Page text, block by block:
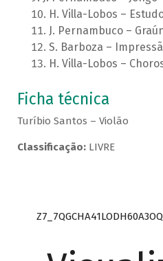
H. Villa-Lobos –
J. Pernambuco –
S. Barboza –
H. Villa-Lobos –
Ficha técnica
Turíbio Santos – Violão
Classificação:LIVRE